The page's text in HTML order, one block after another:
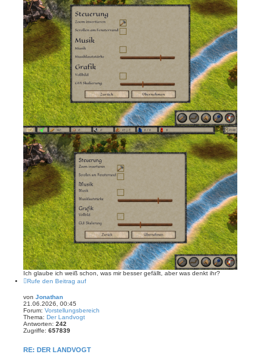
Ich glaube ich weiß schon, was mir besser gefällt, aber was denkt ihr?
Rufe den Beitrag auf
von Jonathan
21.06.2026, 00:45
Forum: Vorstellungsbereich
Thema: Der Landvogt
Antworten: 242
Zugriffe: 657839
RE: DER LANDVOGT